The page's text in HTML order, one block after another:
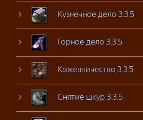
Кузнечное дело 3.3.5
Горное дело 3.3.5
Кожевничество 3.3.5
Снятие шкур 3.3.5